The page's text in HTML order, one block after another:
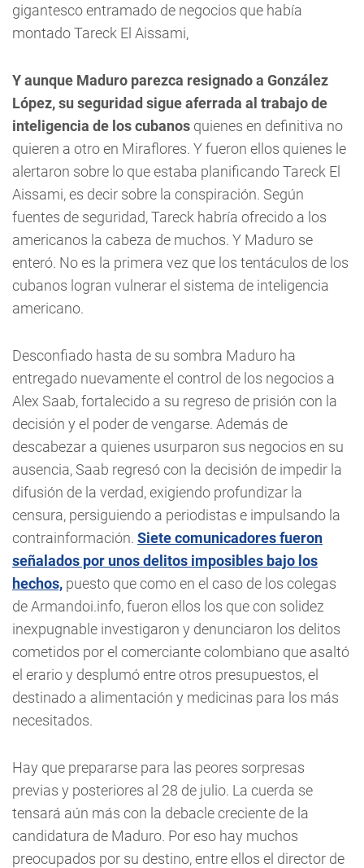
gigantesco entramado de negocios que había
montado Tareck El Aissami,
Y aunque Maduro parezca resignado a González
López, su seguridad sigue aferrada al trabajo de
inteligencia de los cubanos quienes en definitiva no
quieren a otro en Miraflores. Y fueron ellos quienes le
alertaron sobre lo que estaba planificando Tareck El
Aissami, es decir sobre la conspiración. Según
fuentes de seguridad, Tareck habría ofrecido a los
americanos la cabeza de muchos. Y Maduro se
enteró. No es la primera vez que los tentáculos de los
cubanos logran vulnerar el sistema de inteligencia
americano.
Desconfiado hasta de su sombra Maduro ha
entregado nuevamente el control de los negocios a
Alex Saab, fortalecido a su regreso de prisión con la
decisión y el poder de vengarse. Además de
descabezar a quienes usurparon sus negocios en su
ausencia, Saab regresó con la decisión de impedir la
difusión de la verdad, exigiendo profundizar la
censura, persiguiendo a periodistas e impulsando la
contrainformación. Siete comunicadores fueron
señalados por unos delitos imposibles bajo los
hechos, puesto que como en el caso de los colegas
de Armandoi.info, fueron ellos los que con solidez
inexpugnable investigaron y denunciaron los delitos
cometidos por el comerciante colombiano que asaltó
el erario y desplumó entre otros presupuestos, el
destinado a alimentación y medicinas para los más
necesitados.
Hay que prepararse para las peores sorpresas
previas y posteriores al 28 de julio. La cuerda se
tensará aún más con la debacle creciente de la
candidatura de Maduro. Por eso hay muchos
preocupados por su destino, entre ellos el director de